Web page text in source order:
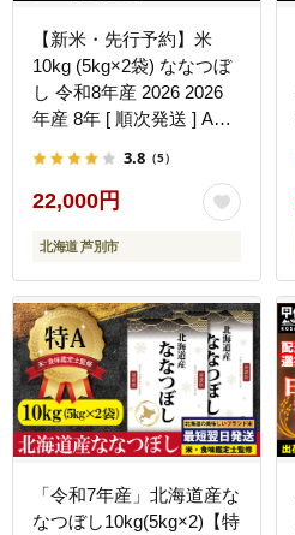
【新米・先行予約】米
10kg (5kg×2袋) ななつぼ
し 令和8年産 2026 2026
年産 8年 [ 順次発送 ] ANA
別市 芦別RICE 精米 白米
お米 10キロ ブランド米
特Aランク 予約受付中 産
地直送 高評価 芦別応援米
3.8 （5）
22,000円
北海道 芦別市
「令和7年産」北海道産な
なつぼし10kg(5kg×2)【特